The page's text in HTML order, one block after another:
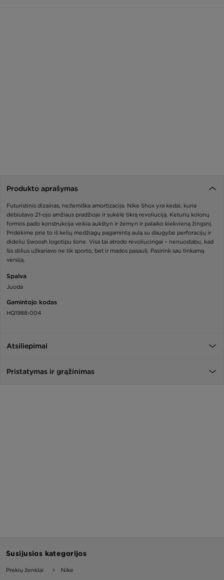
Produkto aprašymas
Futuristinis dizainas, nežemiška amortizacija. Nike Shox yra kedai, kurie
debiutavo 21-ojo amžiaus pradžioje ir sukėlė tikrą revoliuciją. Keturių kolonų
formos pado konstrukcija veikia aukštyn ir žemyn ir palaiko kiekvieną žingsnį.
Pridėkime prie to iš kelių medžiagų pagamintą aulą su daugybe perforacijų ir
dideliu Swoosh logotipu šone. Visa tai atrodo revoliucingai – nenuostabu, kad
šis stilius užkariavo ne tik sporto, bet ir mados pasaulį. Pasirink sau tinkamą
versiją.
Spalva
Juoda
Gamintojo kodas
HQ1988-004
Atsiliepimai
Pristatymas ir grąžinimas
Susijusios kategorijos
Prekių ženklai Nike